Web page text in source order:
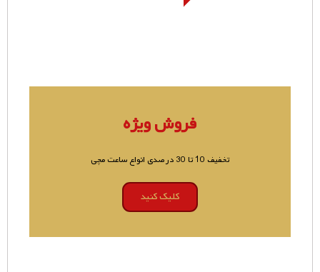
فروش ویژه
تخفیف 10 تا 30 درصدی انواع ساعت مچی
کلیک کنید